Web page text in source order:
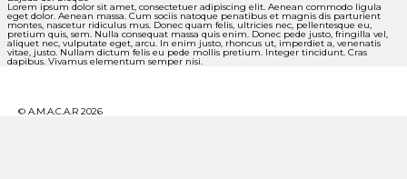
Lorem ipsum dolor sit amet, consectetuer adipiscing elit. Aenean commodo ligula
eget dolor. Aenean massa. Cum sociis natoque penatibus et magnis dis parturient
montes, nascetur ridiculus mus. Donec quam felis, ultricies nec, pellentesque eu,
pretium quis, sem. Nulla consequat massa quis enim. Donec pede justo, fringilla vel,
aliquet nec, vulputate eget, arcu. In enim justo, rhoncus ut, imperdiet a, venenatis
vitae, justo. Nullam dictum felis eu pede mollis pretium. Integer tincidunt. Cras
dapibus. Vivamus elementum semper nisi.
© A.M.A.C.A.R 2026